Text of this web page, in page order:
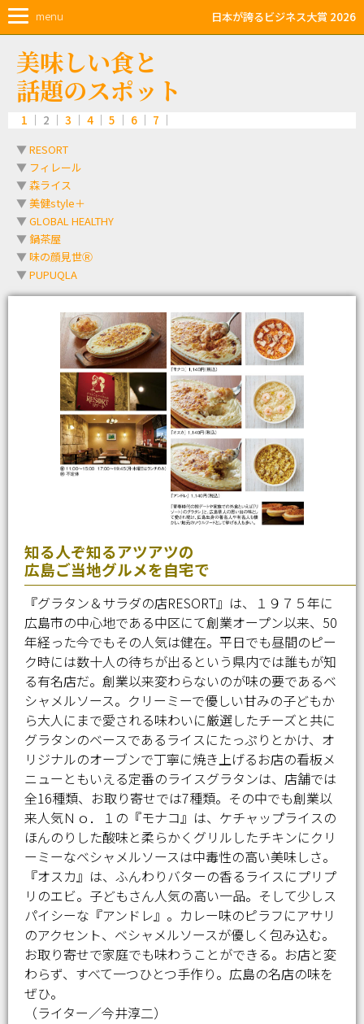
menu 日本が誇るビジネス大賞 2026
美味しい食と
話題のスポット
1 ｜ 2 ｜ 3 4 5 6 7
▼RESORT
▼ フィレール
▼森ライス
▼美健style＋
▼GLOBAL HEALTHY
▼鍋茶屋
▼味の顔見世Ⓡ
▼PUPUQLA
知る人ぞ知るアツアツの
広島ご当地グルメを自宅で
『グラタン＆サラダの店RESORT』は、１９７５年に
広島市の中心地である中区にて創業オープン以来、50
年経った今でもその人気は健在。平日でも昼間のピー
ク時には数十人の待ちが出るという県内では誰もが知
る有名店だ。創業以来変わらないのが味の要であるベ
シャメルソース。クリーミーで優しい甘みの子どもか
ら大人にまで愛される味わいに厳選したチーズと共に
グラタンのベースであるライスにたっぷりとかけ、オ
リジナルのオーブンで丁寧に焼き上げるお店の看板メ
ニューともいえる定番のライスグラタンは、店舗では
全16種類、お取り寄せでは7種類。その中でも創業以
来人気Ｎｏ．１の『モナコ』は、ケチャップライスの
ほんのりした酸味と柔らかくグリルしたチキンにクリ
ーミーなベシャメルソースは中毒性の高い美味しさ。
『オスカ』は、ふんわりバターの香るライスにプリプ
リのエビ。子どもさん人気の高い一品。そして少しス
パイシーな『アンドレ』。カレー味のピラフにアサリ
のアクセント、ベシャメルソースが優しく包み込む。
お取り寄せで家庭でも味わうことができる。お店と変
わらず、すべて一つひとつ手作り。広島の名店の味を
ぜひ。
（ライター／今井淳二）